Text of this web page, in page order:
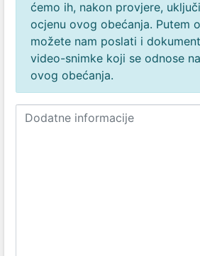
ćemo ih, nakon provjere,
ocjenu ovog obećanja. Putem
možete nam poslati i
video-snimke koji se odnose
ovog obećanja.